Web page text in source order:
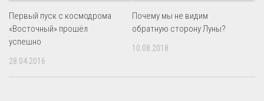
Первый пуск с космодрома
«Восточный» прошёл
успешно
28.04.2016
Почему мы не видим
обратную сторону Луны?
10.08.2018